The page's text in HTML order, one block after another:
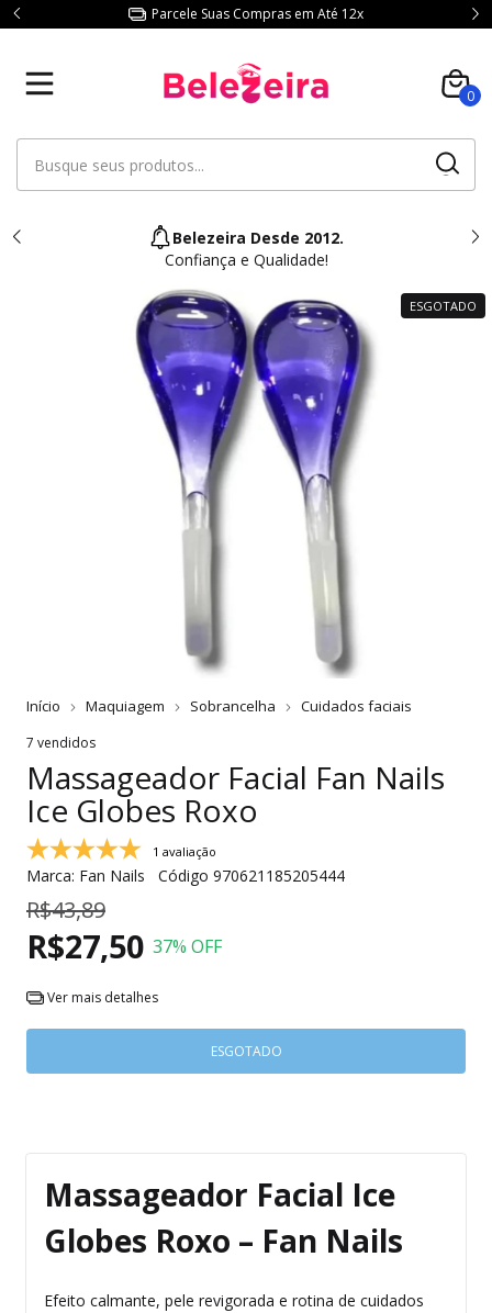
Parcele Suas Compras em Até 12x
0
Belezeira Desde 2012.
Confiança e Qualidade!
ESGOTADO
Início Maquiagem Sobrancelha Cuidados faciais
7 vendidos
Massageador Facial Fan Nails
Ice Globes Roxo
1 avaliação
Marca: Fan Nails Código 970621185205444
R$43,89
R$27,50 37% OFF
Ver mais detalhes
Massageador Facial Ice
Globes Roxo – Fan Nails
Efeito calmante, pele revigorada e rotina de cuidados